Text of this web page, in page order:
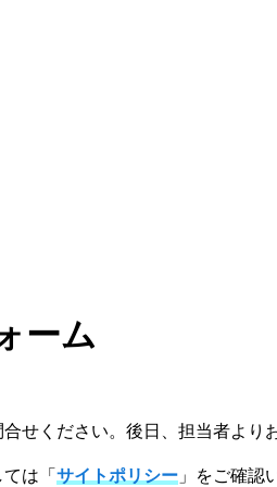
ーム
せください。後日、担当者より
は「 サイトポリシー 」をご確認